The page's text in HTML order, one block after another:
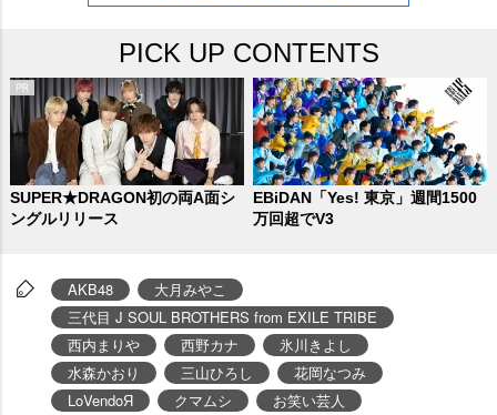
PICK UP CONTENTS
SUPER★DRAGON初の両A面シ
ングルリリース
EBiDAN「Yes! 東京」週間1500
万回超でV3
AKB48
大月みやこ
三代目 J SOUL BROTHERS from EXILE TRIBE
西内まり
西野カナ
氷川きよし
水森かおり
三山ひろし
花岡なつみ
LoVendoЯ
クマムシ
お笑い芸人